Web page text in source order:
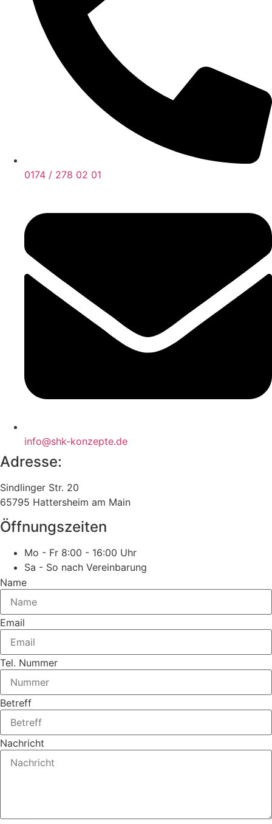
0174 / 278 02 01
info@shk-konzepte.de
Adresse:
Sindlinger Str. 20
65795 Hattersheim am Main
Öffnungszeiten
Mo - Fr 8:00 - 16:00 Uhr
Sa - So nach Vereinbarung
Name
Email
Tel. Nummer
Betreff
Nachricht